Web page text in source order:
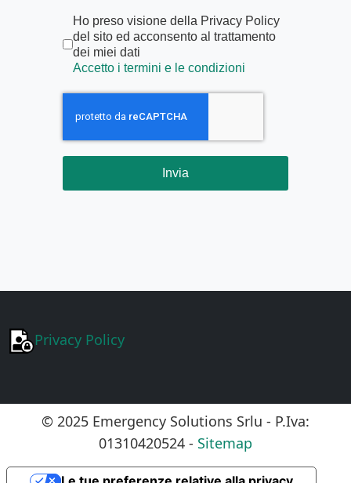
Termini di servizio*
Ho preso visione della Privacy Policy
del sito ed acconsento al trattamento
dei miei dati
Accetto i termini e le condizioni
Invia
Privacy Policy
© 2025 Emergency Solutions Srlu - P.Iva:
01310420524 - Sitemap